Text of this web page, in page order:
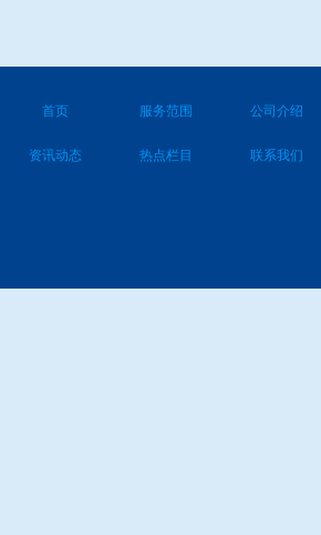
首页 服务范围 公司介绍
资讯动态 热点栏目 联系我们